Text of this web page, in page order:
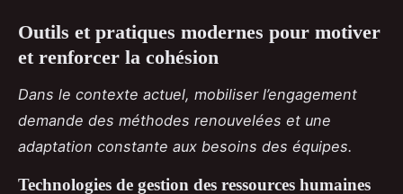
Outils et pratiques modernes pour motiver
et renforcer la cohésion
Dans le contexte actuel, mobiliser l’engagement
demande des méthodes renouvelées et une
adaptation constante aux besoins des équipes.
Technologies de gestion des ressources humaines